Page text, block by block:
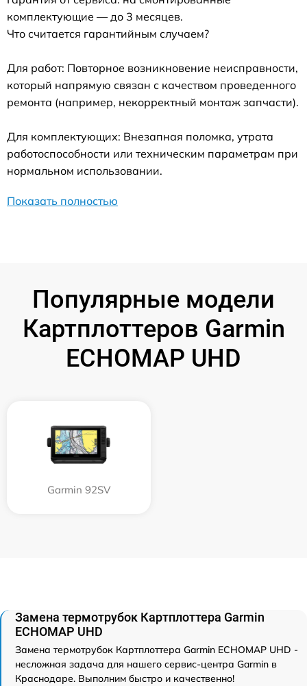
комплектующие — до 3 месяцев.
Что считается гарантийным случаем?
Для работ: Повторное возникновение неисправности,
который напрямую связан с качеством проведенного
ремонта (например, некорректный монтаж запчасти).
Для комплектующих: Внезапная поломка, утрата
работоспособности или техническим параметрам при
нормальном использовании.
Показать полностью
Популярные модели
Картплоттеров Garmin
ECHOMAP UHD
Garmin 92SV
Замена термотрубок Картплоттера Garmin
ECHOMAP UHD
Замена термотрубок Картплоттера Garmin ECHOMAP UHD -
несложная задача для нашего сервис-центра Garmin в
Краснодаре. Выполним быстро и качественно!